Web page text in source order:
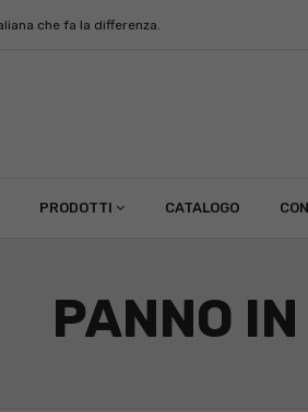
che fa la differenza.
PRODOTTI CATALOGO
PANNO